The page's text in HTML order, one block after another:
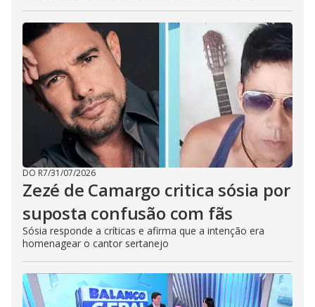
DO R7/31/07/2026
Zezé de Camargo critica sósia por
suposta confusão com fãs
Sósia responde a críticas e afirma que a intenção era
homenagear o cantor sertanejo